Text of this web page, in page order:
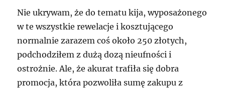
Nie ukrywam, że do tematu kija, wyposażonego
w te wszystkie rewelacje i kosztującego
normalnie zarazem coś około 250 złotych,
podchodziłem z dużą dozą nieufności i
ostrożnie. Ale, że akurat trafiła się dobra
promocja, która pozwoliła sumę zakupu z